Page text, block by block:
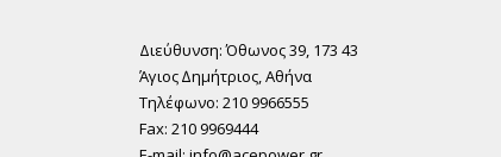
Διεύθυνση: Όθωνος 39, 173 43
Άγιος ∆ηµήτριος, Αθήνα
Τηλέφωνο: 210 9966555
Fax: 210 9969444